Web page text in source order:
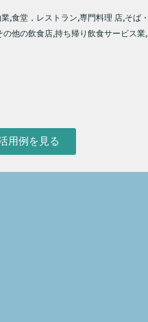
,食堂，レストラン,専門料理 店,そば・
他の飲食店,持ち帰り飲食サービス業,
用例を見る